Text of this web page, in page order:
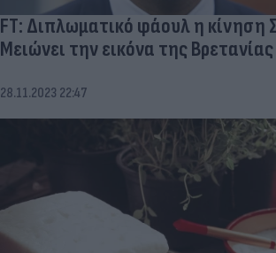
FΤ: Διπλωματικό φάουλ η κίνηση
Μειώνει την εικόνα της Βρετανίας
28.11.2023 22:47